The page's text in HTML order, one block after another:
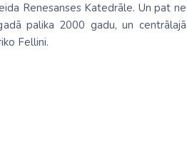
Renesanses Katedrāle. Un pat ne
palika 2000 gadu, un centrālajā
Fellini.